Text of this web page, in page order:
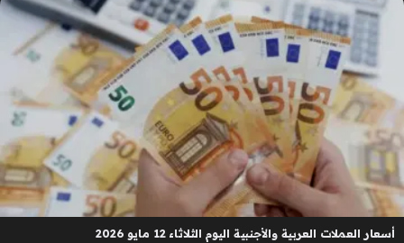
أسعار العملات العربية والأجنبية اليوم الثلاثاء 12 مايو 2026